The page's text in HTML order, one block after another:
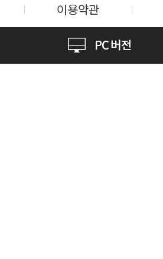
이용약관